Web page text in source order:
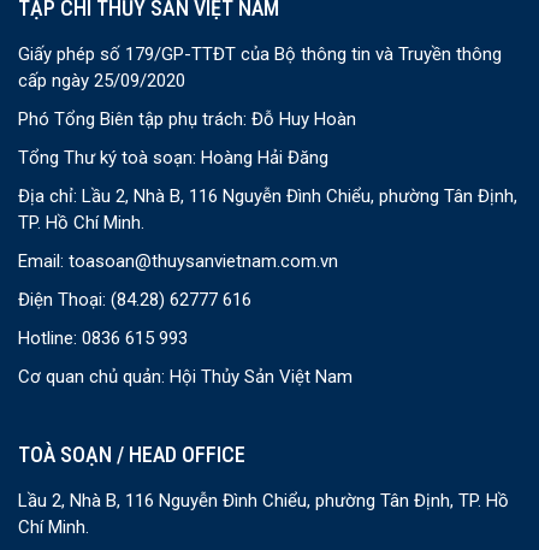
TẠP CHÍ THỦY SẢN VIỆT NAM
Giấy phép số 179/GP-TTĐT của Bộ thông tin và Truyền thông
cấp ngày 25/09/2020
Phó Tổng Biên tập phụ trách: Đỗ Huy Hoàn
Tổng Thư ký toà soạn: Hoàng Hải Đăng
Địa chỉ: Lầu 2, Nhà B, 116 Nguyễn Đình Chiểu, phường Tân Định,
TP. Hồ Chí Minh.
Email: toasoan@thuysanvietnam.com.vn
Điện Thoại: (84.28) 62777 616
Hotline: 0836 615 993
Cơ quan chủ quản: Hội Thủy Sản Việt Nam
TOÀ SOẠN / HEAD OFFICE
Lầu 2, Nhà B, 116 Nguyễn Đình Chiểu, phường Tân Định, TP. Hồ
Chí Minh.